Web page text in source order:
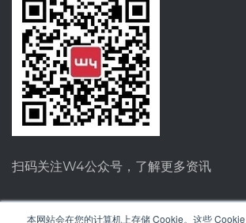
本网站会在您的计算机上存储 Cookie。这些
扫码关注W4公众号，了解更多资讯